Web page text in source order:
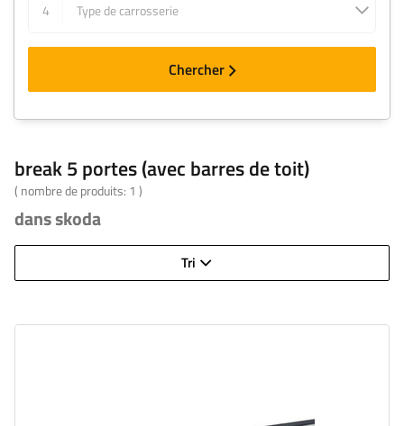
4 Type de carrosserie
Chercher
break 5 portes (avec barres de toit)
( nombre de produits: 1 )
dans skoda
Tri